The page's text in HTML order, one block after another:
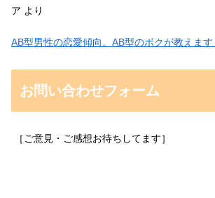
ア より
AB型男性の恋愛傾向。AB型のボクが教えます
お問い合わせフォーム
［ご意見・ご感想お待ちしてます］